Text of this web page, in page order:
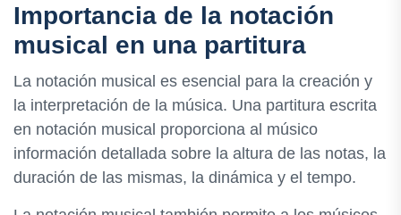
Importancia de la notación
musical en una partitura
La notación musical es esencial para la creación y
la interpretación de la música. Una partitura escrita
en notación musical proporciona al músico
información detallada sobre la altura de las notas, la
duración de las mismas, la dinámica y el tempo.